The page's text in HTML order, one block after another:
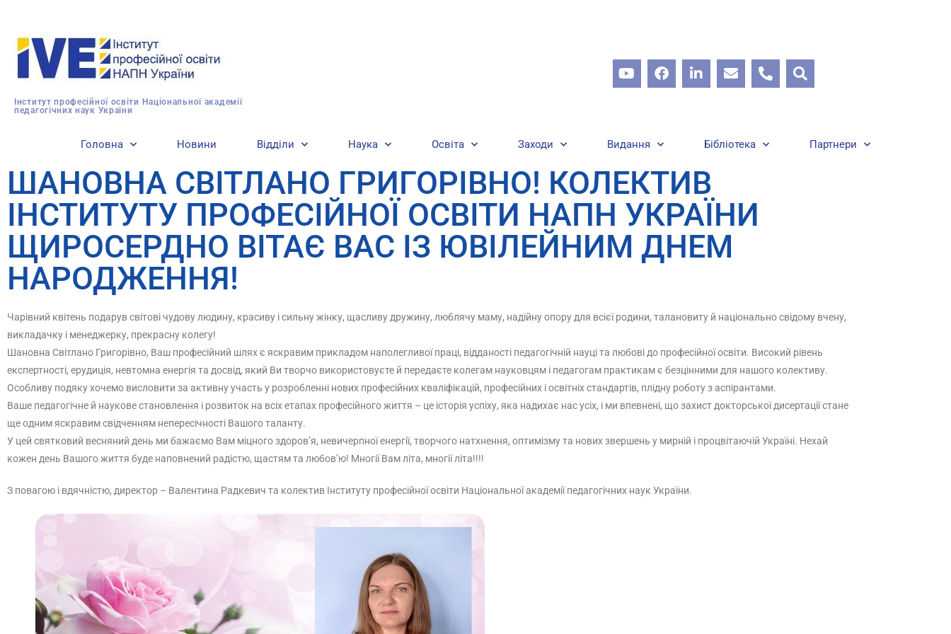
Інститут професійної освіти Національної академії
педагогічних наук України
Головна Новини Відділи Наука Освіта Заходи Видання Бібліотека Партнери
ШАНОВНА СВІТЛАНО ГРИГОРІВНО! КОЛЕКТИВ
ІНСТИТУТУ ПРОФЕСІЙНОЇ ОСВІТИ НАПН УКРАЇНИ
ЩИРОСЕРДНО ВІТАЄ ВАС ІЗ ЮВІЛЕЙНИМ ДНЕМ
НАРОДЖЕННЯ!
Чарівний квітень подарув світові чудову людину, красиву і сильну жінку, щасливу дружину, люблячу маму, надійну опору для всієї родини, талановиту й національно свідому вчену,
викладачку і менеджерку, прекрасну колегу!
Шановна Світлано Григорівно, Ваш професійний шлях є яскравим прикладом наполегливої праці, відданості педагогічній науці та любові до професійної освіти. Високий рівень
експертності, ерудиція, невтомна енергія та досвід, який Ви творчо використовуєте й передаєте колегам науковцям і педагогам практикам є безцінними для нашого колективу.
Особливу подяку хочемо висловити за активну участь у розробленні нових професійних кваліфікацій, професійних і освітніх стандартів, плідну роботу з аспірантами.
Ваше педагогічне й наукове становлення і розвиток на всіх етапах професійного життя – це історія успіху, яка надихає нас усіх, і ми впевнені, що захист докторської дисертації стане
ще одним яскравим свідченням непересічності Вашого таланту.
У цей святковий весняний день ми бажаємо Вам міцного здоров’я, невичерпної енергії, творчого натхнення, оптимізму та нових звершень у мирній і процвітаючій Україні. Нехай
кожен день Вашого життя буде наповнений радістю, щастям та любов’ю! Многії Вам літа, многії літа!!!!
З повагою і вдячністю, директор – Валентина Радкевич та колектив Інституту професійної освіти Національної академії педагогічних наук України.